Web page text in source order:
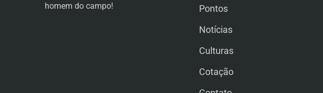
homem do campo!
Pontos
Notícias
Culturas
Cotação